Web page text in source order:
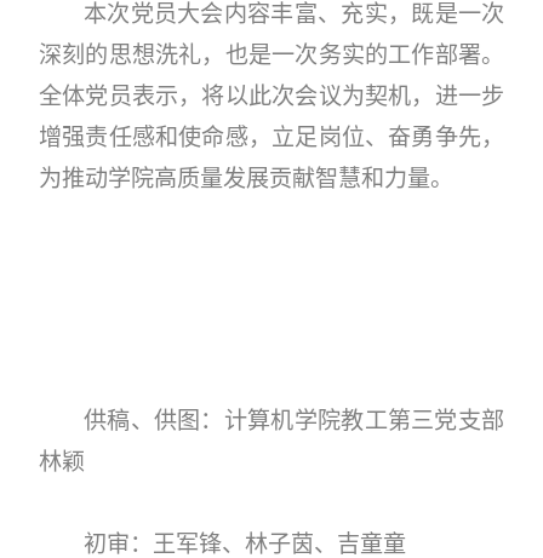
本次党员大会内容丰富、 充实，既是一次
深刻的思想洗礼，也是一次务实的工作部署。
全体党员表示，将以此次会议为契机，进一步
增强责任感和使命感，立足岗位、奋勇争先，
为推动学院高质量发展贡献智慧和力量。
供稿、供图：计算机学院教工第三党支部
林颖
初审：王军锋、林子茵、吉童童